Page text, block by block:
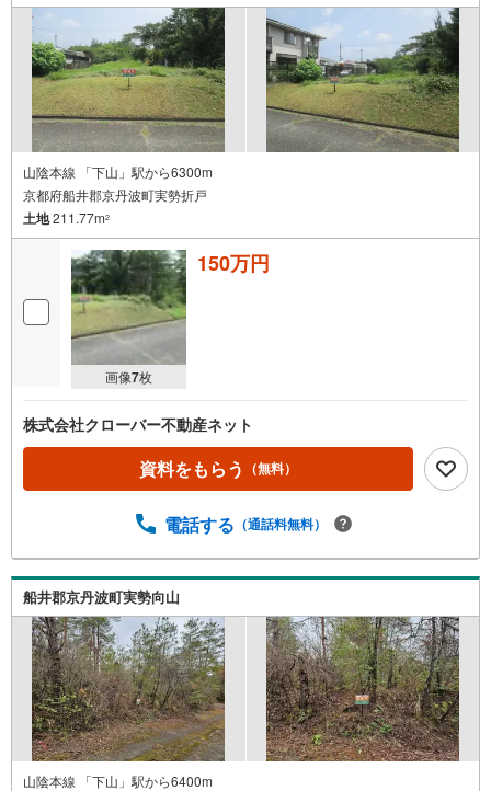
山陰本線 「下山」駅から6300m
京都府船井郡京丹波町実勢折戸
土地211.77m2
画像7枚
150万円
株式会社クローバー不動産ネット
資料をもらう （無料）
電話する （通話料無料）
船井郡京丹波町実勢向山
山陰本線 「下山」駅から6400m